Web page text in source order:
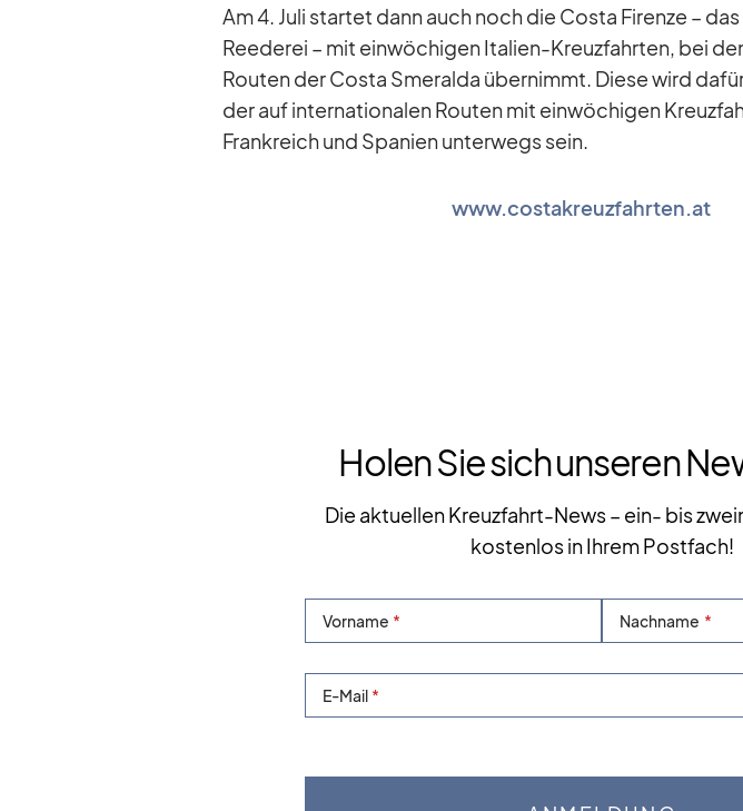
Am 4. Juli star­tet dann auch noch die Costa Firenze –
Ree­de­rei – mit ein­wö­chi­gen Ita­lien-Kreuz­fahr­ten, bei
Rou­ten der Costa Sme­ralda über­nimmt. Diese wird
der auf in­ter­na­tio­na­len Rou­ten mit ein­wö­chi­gen
Frank­reich und Spa­nien un­ter­wegs sein.
www.costakreuzfahrten.at
Holen Sie sich unseren
Die aktuellen Kreuzfahrt-News – ein- bis
kostenlos in Ihrem Postfach!
Vorname Nachname
E-Mail